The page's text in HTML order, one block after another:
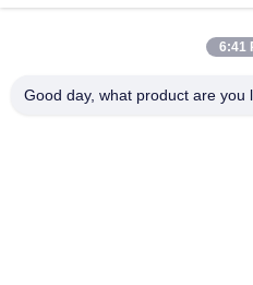
ডিসকাউন্ট এবং আরো জন্য আমাদের নিউজলেটার
6:41
Good day, what product are you